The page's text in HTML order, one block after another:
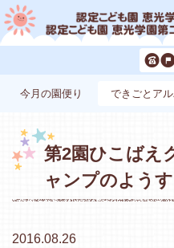
今月の園便り できごとア
第2園ひこばえ
ャンプのようす
2016.08.26